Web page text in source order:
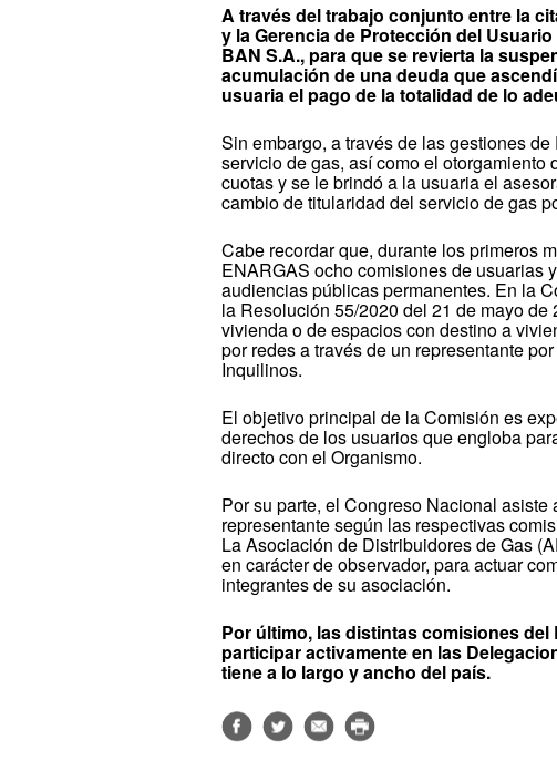
A través del trabajo conjunto entre la
y la Gerencia de Protección del
BAN S.A., para que se revierta la
acumulación de una deuda que
usuaria el pago de la totalidad de lo
Sin embargo, a través de las gestiones
servicio de gas, así como el
cuotas y se le brindó a la usuaria el
cambio de titularidad del servicio de gas
Cabe recordar que, durante los primeros
ENARGAS ocho comisiones de usuarias
audiencias públicas permanentes. En la
la Resolución 55/2020 del 21 de mayo
vivienda o de espacios con destino a
por redes a través de un representante
Inquilinos.
El objetivo principal de la Comisión es
derechos de los usuarios que engloba
directo con el Organismo.
Por su parte, el Congreso Nacional
representante según las respectivas
La Asociación de Distribuidores de Gas
en carácter de observador, para actuar
integrantes de su asociación.
Por último, las distintas comisiones
participar activamente en las
tiene a lo largo y ancho del país.